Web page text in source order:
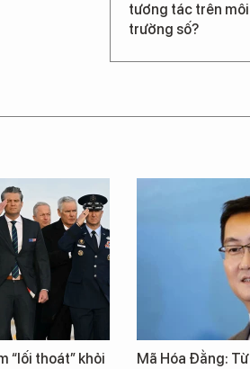
tương tác trên môi
trường số?
“lối thoát” khỏi
Mã Hóa Đằng: